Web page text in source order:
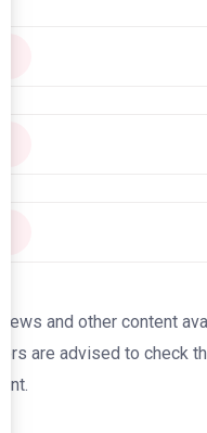
and other content
are advised to check